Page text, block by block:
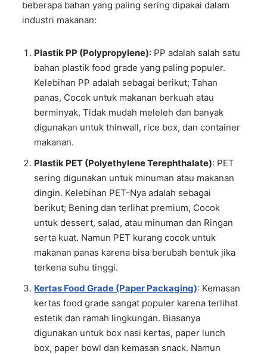
beberapa bahan yang paling sering dipakai dalam
industri makanan:
Plastik PP (Polypropylene): PP adalah salah satu
bahan plastik food grade yang paling populer.
Kelebihan PP adalah sebagai berikut; Tahan
panas, Cocok untuk makanan berkuah atau
berminyak, Tidak mudah meleleh dan banyak
digunakan untuk thinwall, rice box, dan container
makanan.
Plastik PET (Polyethylene Terephthalate): PET
sering digunakan untuk minuman atau makanan
dingin. Kelebihan PET-Nya adalah sebagai
berikut; Bening dan terlihat premium, Cocok
untuk dessert, salad, atau minuman dan Ringan
serta kuat. Namun PET kurang cocok untuk
makanan panas karena bisa berubah bentuk jika
terkena suhu tinggi.
Kertas Food Grade (Paper Packaging): Kemasan
kertas food grade sangat populer karena terlihat
estetik dan ramah lingkungan. Biasanya
digunakan untuk box nasi kertas, paper lunch
box, paper bowl dan kemasan snack. Namun